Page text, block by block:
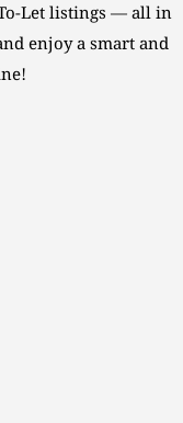
Let listings — all in
enjoy a smart and